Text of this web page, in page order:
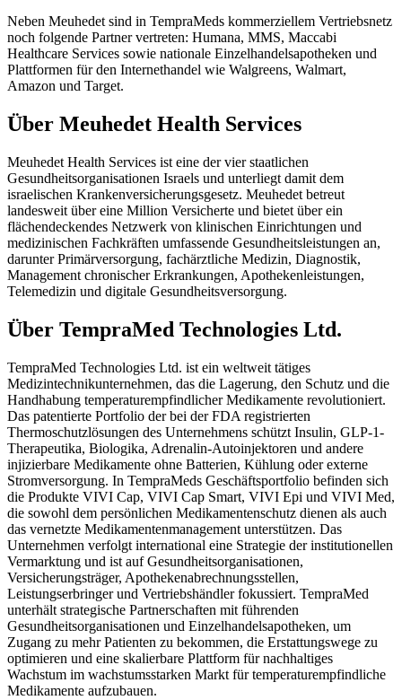
Neben Meuhedet sind in TempraMeds kommerziellem Vertriebsnetz
noch folgende Partner vertreten: Humana, MMS, Maccabi
Healthcare Services sowie nationale Einzelhandelsapotheken und
Plattformen für den Internethandel wie Walgreens, Walmart,
Amazon und Target.
Über Meuhedet Health Services
Meuhedet Health Services ist eine der vier staatlichen
Gesundheitsorganisationen Israels und unterliegt damit dem
israelischen Krankenversicherungsgesetz. Meuhedet betreut
landesweit über eine Million Versicherte und bietet über ein
flächendeckendes Netzwerk von klinischen Einrichtungen und
medizinischen Fachkräften umfassende Gesundheitsleistungen an,
darunter Primärversorgung, fachärztliche Medizin, Diagnostik,
Management chronischer Erkrankungen, Apothekenleistungen,
Telemedizin und digitale Gesundheitsversorgung.
Über TempraMed Technologies Ltd.
TempraMed Technologies Ltd. ist ein weltweit tätiges
Medizintechnikunternehmen, das die Lagerung, den Schutz und die
Handhabung temperaturempfindlicher Medikamente revolutioniert.
Das patentierte Portfolio der bei der FDA registrierten
Thermoschutzlösungen des Unternehmens schützt Insulin, GLP-1-
Therapeutika, Biologika, Adrenalin-Autoinjektoren und andere
injizierbare Medikamente ohne Batterien, Kühlung oder externe
Stromversorgung. In TempraMeds Geschäftsportfolio befinden sich
die Produkte VIVI Cap, VIVI Cap Smart, VIVI Epi und VIVI Med,
die sowohl dem persönlichen Medikamentenschutz dienen als auch
das vernetzte Medikamentenmanagement unterstützen. Das
Unternehmen verfolgt international eine Strategie der institutionellen
Vermarktung und ist auf Gesundheitsorganisationen,
Versicherungsträger, Apothekenabrechnungsstellen,
Leistungserbringer und Vertriebshändler fokussiert. TempraMed
unterhält strategische Partnerschaften mit führenden
Gesundheitsorganisationen und Einzelhandelsapotheken, um
Zugang zu mehr Patienten zu bekommen, die Erstattungswege zu
optimieren und eine skalierbare Plattform für nachhaltiges
Wachstum im wachstumsstarken Markt für temperaturempfindliche
Medikamente aufzubauen.